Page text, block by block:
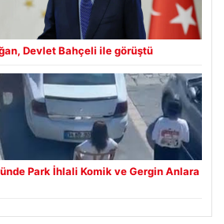
Devlet Bahçeli ile görüştü
Park İhlali Komik ve Gergin Anlara